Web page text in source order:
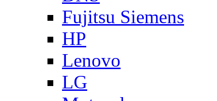
Fujitsu Siemens
HP
Lenovo
LG